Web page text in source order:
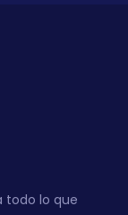
todo lo que